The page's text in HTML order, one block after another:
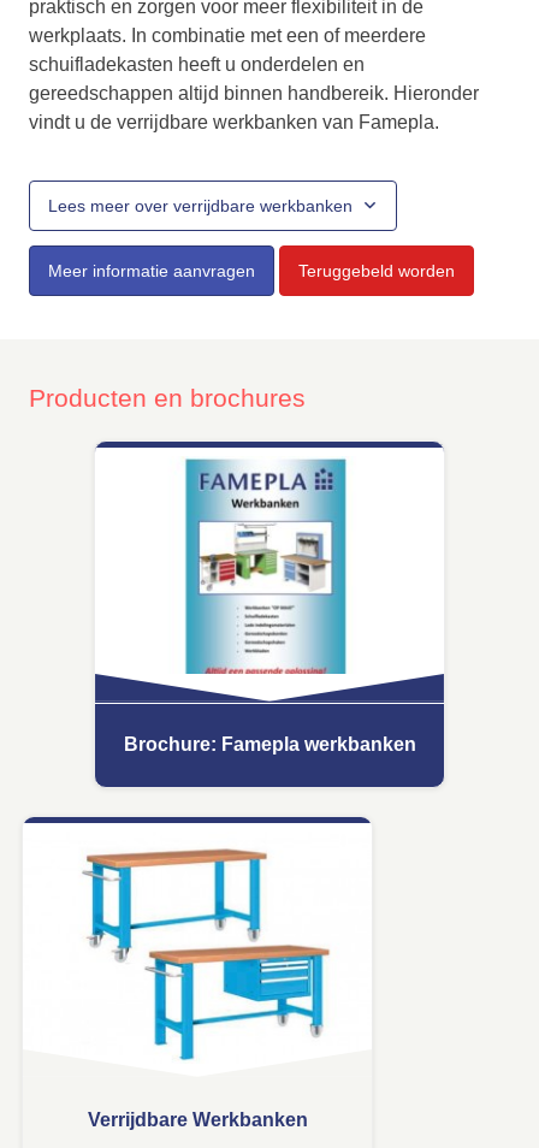
praktisch en zorgen voor meer flexibiliteit in de
werkplaats. In combinatie met een of meerdere
schuifladekasten heeft u onderdelen en
gereedschappen altijd binnen handbereik. Hieronder
vindt u de verrijdbare werkbanken van Famepla.
Lees meer over verrijdbare werkbanken
Meer informatie aanvragen Teruggebeld worden
Producten en brochures
Brochure: Famepla werkbanken
Verrijdbare Werkbanken